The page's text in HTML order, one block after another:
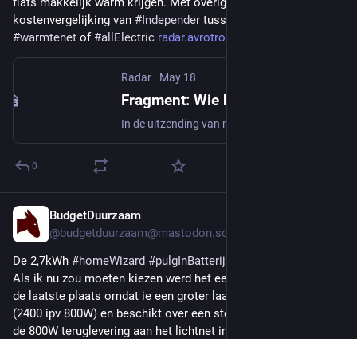
kostenvergelijking van #Independer tussen niet
#warmtenet of #allElectric radar.avrotros.nl/artikel/frag
Radar · May 18
0
BudgetDuurzaam
@budgetduurzaam@mastodon.social
De 2,7kWh #homeWizard #pulgInBatterij
Als ik nu zou moeten kiezen werd het een 5kWh AEG, (niet in
de laatste plaats omdat ie een groter laadvermogen heeft
(2400 ipv 800W) en beschikt over een stopcontact dat naast
de 800W teruglevering aan het lichtnet in huis ook een 2400W